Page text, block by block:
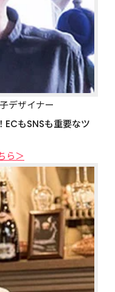
デザイナー
ECもSNSも重要なツ
ら＞